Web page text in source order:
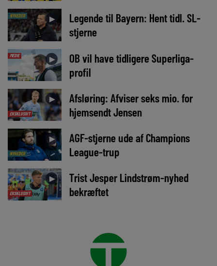
NYHEDER ►
Legende til Bayern: Hent tidl. SL-
stjerne
MEDIE ►
OB vil have tidligere Superliga-
profil
EKSKLUSIVT
►
Afsløring: Afviser seks mio. for
hjemsendt Jensen
NYHEDER
►
AGF-stjerne ude af Champions
League-trup
EKSKLUSIVT
►
Trist Jesper Lindstrøm-nyhed
bekræftet